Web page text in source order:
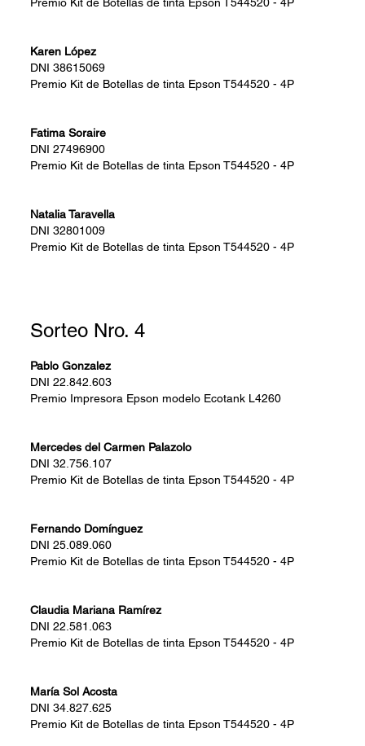
Karen López
DNI 38615069
Premio Kit de Botellas de tinta Epson T544520 - 4P
Fatima Soraire
DNI 27496900
Premio Kit de Botellas de tinta Epson T544520 - 4P
Natalia Taravella
DNI 32801009
Premio Kit de Botellas de tinta Epson T544520 - 4P
Sorteo Nro. 4
Pablo Gonzalez
DNI 22.842.603
Premio Impresora Epson modelo Ecotank L4260
Mercedes del Carmen Palazolo
DNI 32.756.107
Premio Kit de Botellas de tinta Epson T544520 - 4P
Fernando Domínguez
DNI 25.089.060
Premio Kit de Botellas de tinta Epson T544520 - 4P
Claudia Mariana Ramírez
DNI 22.581.063
Premio Kit de Botellas de tinta Epson T544520 - 4P
María Sol Acosta
DNI 34.827.625
Premio Kit de Botellas de tinta Epson T544520 - 4P